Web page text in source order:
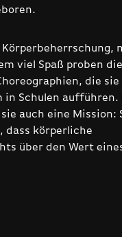
viel Spaß proben die
die sie
in Schulen
auch eine Mission:
dass körperliche
über den Wert